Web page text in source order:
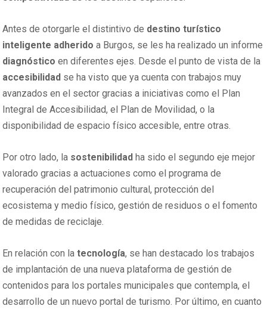
Antes de otorgarle el distintivo de destino turístico
inteligente adherido a Burgos, se les ha realizado un informe
diagnóstico en diferentes ejes. Desde el punto de vista de la
accesibilidad se ha visto que ya cuenta con trabajos muy
avanzados en el sector gracias a iniciativas como el Plan
Integral de Accesibilidad, el Plan de Movilidad, o la
disponibilidad de espacio físico accesible, entre otras.
Por otro lado, la sostenibilidad ha sido el segundo eje mejor
valorado gracias a actuaciones como el programa de
recuperación del patrimonio cultural, protección del
ecosistema y medio físico, gestión de residuos o el fomento
de medidas de reciclaje.
En relación con latecnología, se han destacado los trabajos
de implantación de una nueva plataforma de gestión de
contenidos para los portales municipales que contempla, el
desarrollo de un nuevo portal de turismo. Por último, en cuanto